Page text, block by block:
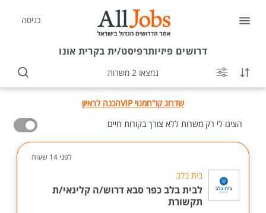
כניסה
דרושים פיזיותרפיסט/ית בקרית אונו
נמצאו 2 משרות
שדרוג קו"חמנוי VIP
הכנה לראיון
הציגו לי רק משרות ללא צורך בקורות חיים
לפני 14 שעות
בית בלב
לבית בלב כפר סבא דרוש/ה קלינאי/ת
תקשורת